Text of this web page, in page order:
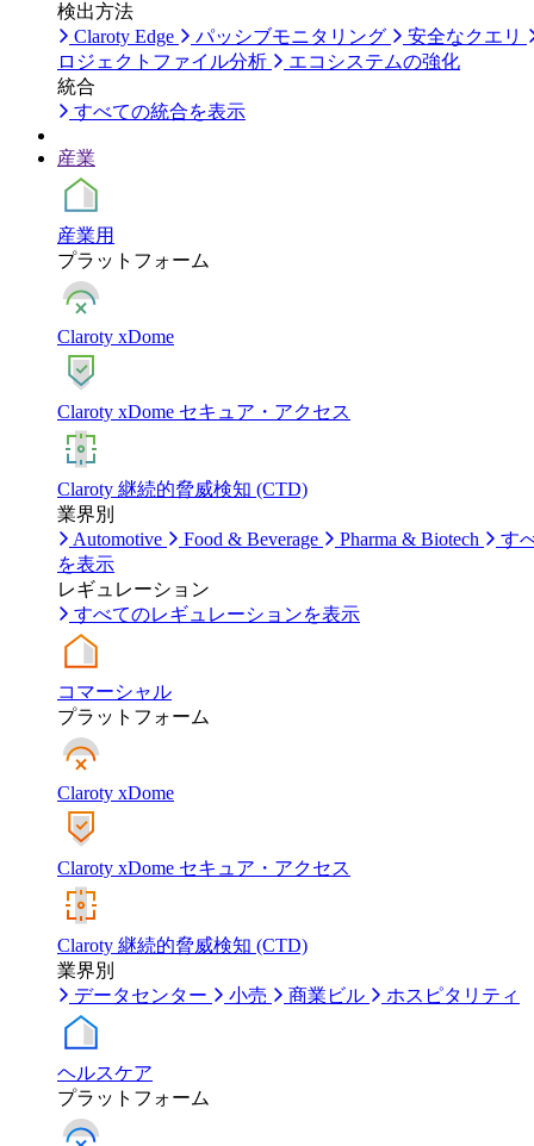
検出方法
Claroty Edge
パッシブモニタリング
安全なクエリ
ロジェクトファイル分析
エコシステムの強化
統合
すべての統合を表示
産業
産業用
プラットフォーム
Claroty xDome
Claroty xDome セキュア・アクセス
Claroty 継続的脅威検知 (CTD)
業界別
Automotive
Food & Beverage Pharma & Biotech
す
を表示
レギュレーション
すべてのレギュレーションを表示
コマーシャル
プラットフォーム
Claroty xDome
Claroty xDome セキュア・アクセス
Claroty 継続的脅威検知 (CTD)
業界別
データセンター
小売 商業ビル ホスピタリティ
ヘルスケア
プラットフォーム